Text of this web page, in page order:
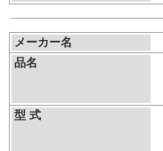
メーカー名
品名
型 式